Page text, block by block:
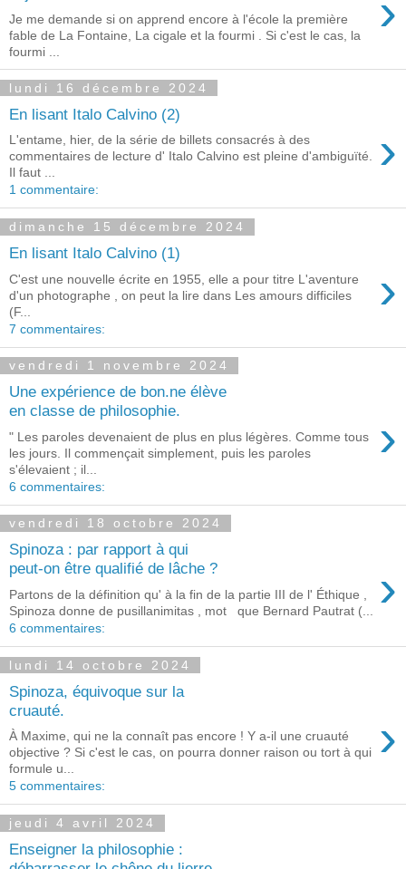
Je me demande si on apprend encore à l'école la première
fable de La Fontaine, La cigale et la fourmi . Si c'est le cas, la
fourmi ...
lundi 16 décembre 2024
En lisant Italo Calvino (2)
›
L'entame, hier, de la série de billets consacrés à des
commentaires de lecture d' Italo Calvino est pleine d'ambiguïté.
Il faut ...
1 commentaire:
dimanche 15 décembre 2024
En lisant Italo Calvino (1)
›
C'est une nouvelle écrite en 1955, elle a pour titre L'aventure
d'un photographe , on peut la lire dans Les amours difficiles
(F...
7 commentaires:
vendredi 1 novembre 2024
Une expérience de bon.ne élève
en classe de philosophie.
›
" Les paroles devenaient de plus en plus légères. Comme tous
les jours. Il commençait simplement, puis les paroles
s'élevaient ; il...
6 commentaires:
vendredi 18 octobre 2024
Spinoza : par rapport à qui
peut-on être qualifié de lâche ?
›
Partons de la définition qu' à la fin de la partie III de l' Éthique ,
Spinoza donne de pusillanimitas , mot que Bernard Pautrat (...
6 commentaires:
lundi 14 octobre 2024
Spinoza, équivoque sur la
cruauté.
›
À Maxime, qui ne la connaît pas encore ! Y a-il une cruauté
objective ? Si c'est le cas, on pourra donner raison ou tort à qui
formule u...
5 commentaires:
jeudi 4 avril 2024
Enseigner la philosophie :